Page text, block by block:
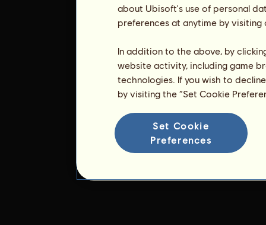
about Ubisoft's use of personal
preferences at anytime by
In addition to the above, by
website activity, including game
technologies. If you wish to
by visiting the “Set Cookie
Set Cookie
Preferences